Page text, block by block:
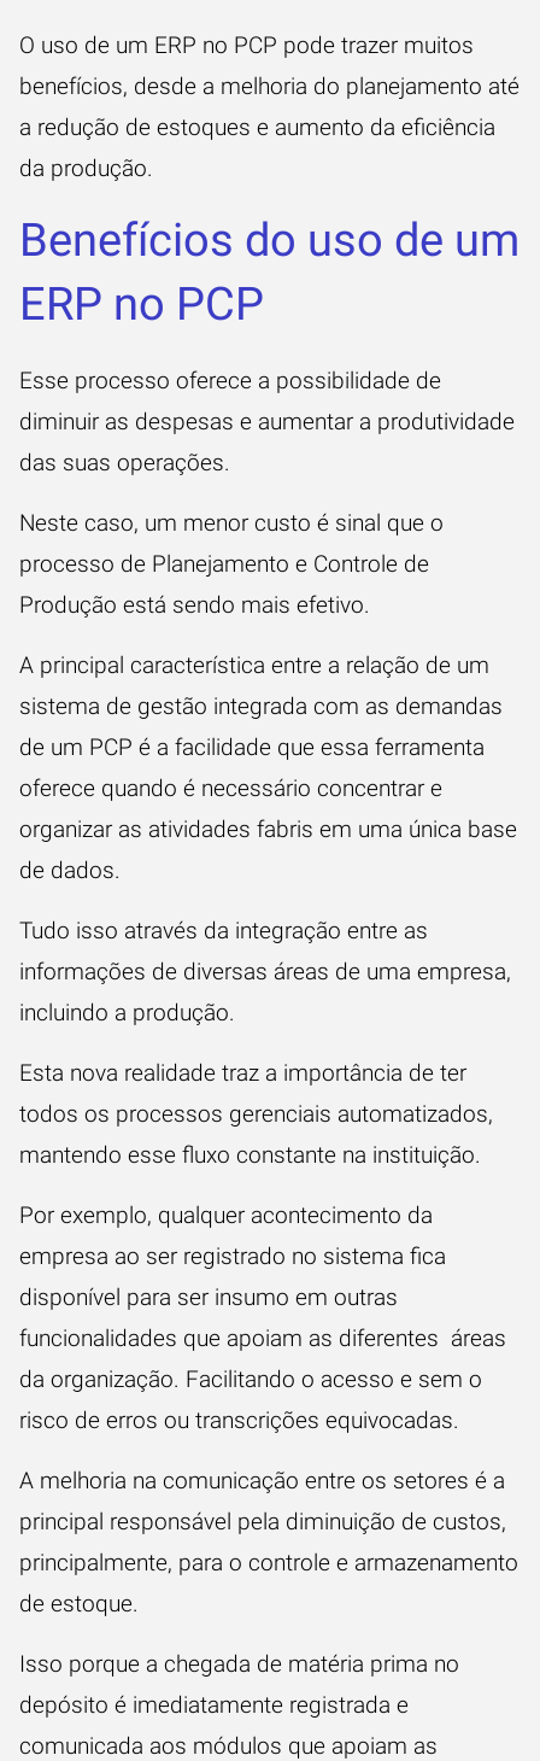
O uso de um ERP no PCP pode trazer muitos
benefícios, desde a melhoria do planejamento até
a redução de estoques e aumento da eficiência
da produção.
Benefícios do uso de um
ERP no PCP
Esse processo oferece a possibilidade de
diminuir as despesas e aumentar a produtividade
das suas operações.
Neste caso, um menor custo é sinal que o
processo de Planejamento e Controle de
Produção está sendo mais efetivo.
A principal característica entre a relação de um
sistema de gestão integrada com as demandas
de um PCP é a facilidade que essa ferramenta
oferece quando é necessário concentrar e
organizar as atividades fabris em uma única base
de dados.
Tudo isso através da integração entre as
informações de diversas áreas de uma empresa,
incluindo a produção.
Esta nova realidade traz a importância de ter
todos os processos gerenciais automatizados,
mantendo esse fluxo constante na instituição.
Por exemplo, qualquer acontecimento da
empresa ao ser registrado no sistema fica
disponível para ser insumo em outras
funcionalidades que apoiam as diferentes áreas
da organização. Facilitando o acesso e sem o
risco de erros ou transcrições equivocadas.
A melhoria na comunicação entre os setores é a
principal responsável pela diminuição de custos,
principalmente, para o controle e armazenamento
de estoque.
Isso porque a chegada de matéria prima no
depósito é imediatamente registrada e
comunicada aos módulos que apoiam as